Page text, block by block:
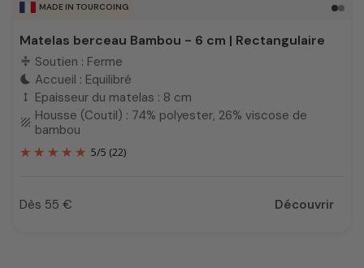
MADE IN TOURCOING
Matelas berceau Bambou - 6 cm | Rectangulaire
compress Soutien : Ferme
bedtime Accueil : Equilibré
height Epaisseur du matelas : 8 cm
texture Housse (Coutil) : 74% polyester, 26% viscose de
bambou
5/5 (22)
Prix
Dès 55 € Découvrir